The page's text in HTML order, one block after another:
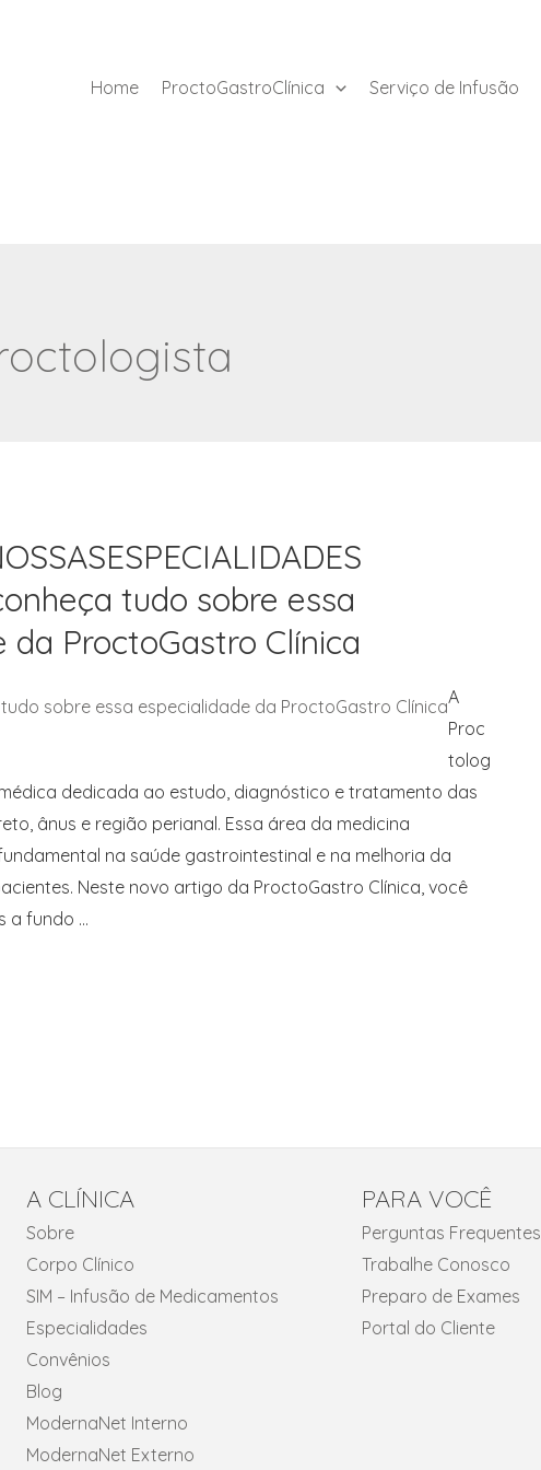
Home ProctoGastroClínica Serviço de Infusão
tudo sobre essa
da ProctoGastro Clínica
A
Proc
tolog
dedicada ao estudo, diagnóstico e tratamento das
ânus e região perianal. Essa área da medicina
na saúde gastrointestinal e na melhoria da
Neste novo artigo da ProctoGastro Clínica, você
a fundo …
A CLÍNICA
Sobre
Corpo Clínico
SIM – Infusão de Medicamentos
Especialidades
Convênios
Blog
ModernaNet Interno
ModernaNet Externo
PARA VOCÊ
Perguntas Frequentes
Trabalhe Conosco
Preparo de Exames
Portal do Cliente